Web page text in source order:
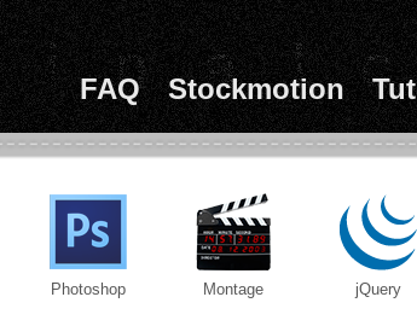
FAQ Stockmotion
Photoshop Montage jQuery